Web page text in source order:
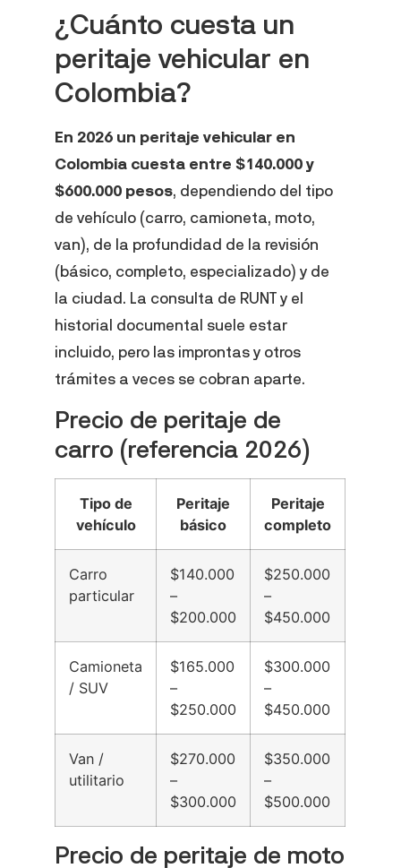
¿Cuánto cuesta un
peritaje vehicular en
Colombia?
En 2026 un peritaje vehicular en
Colombia cuesta entre $140.000 y
$600.000 pesos, dependiendo del tipo
de vehículo (carro, camioneta, moto,
van), de la profundidad de la revisión
(básico, completo, especializado) y de
la ciudad. La consulta de RUNT y el
historial documental suele estar
incluido, pero las improntas y otros
trámites a veces se cobran aparte.
Precio de peritaje de
carro (referencia 2026)
Tipo de
vehículo
Peritaje
básico
Peritaje
completo
Carro
particular
$140.000
–
$200.000
$250.000
–
$450.000
Camioneta
/ SUV
$165.000
–
$250.000
$300.000
–
$450.000
Van /
utilitario
$270.000
–
$300.000
$350.000
–
$500.000
Precio de peritaje de moto